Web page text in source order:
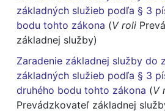
základných služieb podľa § 3
bodu tohto zákona (V roli
základnej služby)
Zaradenie základnej služby do
základných služieb podľa § 3
druhého bodu tohto zákona (V
Prevádzkovateľ základnej